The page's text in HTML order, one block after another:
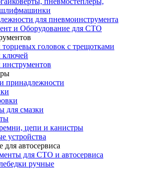
для пневмоинструмента
и Оборудование для СТО
головок c трещотками
принадлежности
смазки
цепи и канистры
устройства
для автосервиса
для СТО и автосервиса
ручные